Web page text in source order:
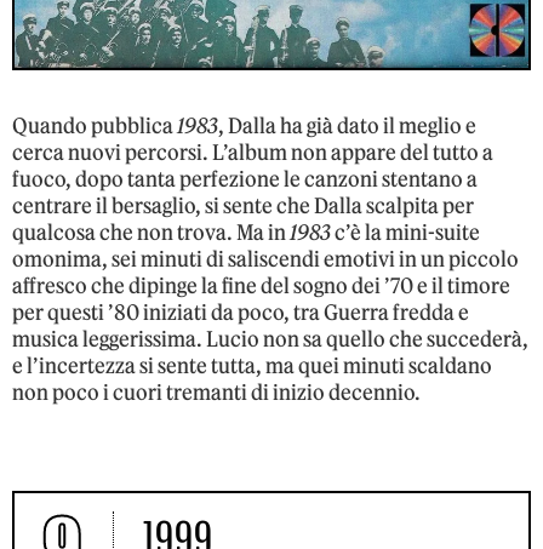
Quando pubblica1983, Dalla ha già dato il meglio e
cerca nuovi percorsi. L’album non appare del tutto a
fuoco, dopo tanta perfezione le canzoni stentano a
centrare il bersaglio, si sente che Dalla scalpita per
qualcosa che non trova. Ma in1983c’è la mini-suite
omonima, sei minuti di saliscendi emotivi in un piccolo
affresco che dipinge la fine del sogno dei ’70 e il timore
per questi ’80 iniziati da poco, tra Guerra fredda e
musica leggerissima. Lucio non sa quello che succederà,
e l’incertezza si sente tutta, ma quei minuti scaldano
non poco i cuori tremanti di inizio decennio.